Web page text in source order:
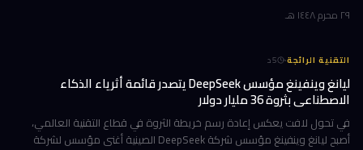
٢٩ محرم ١٤٤٨ هـ
التقنية الرائجة·
5د
ليانغ وينفينغ مؤسس DeepSeek يتصدر قائمة أثرياء الذكاء
الاصطناعي بثروة 36 مليار دولار
في تحول لافت يعكس إعادة رسم خريطة الثروة في قطاع التقنية العالمي،
أصبح ليانغ وينفينغ مؤسس شركة DeepSeek الصينية أغنى مؤسس لشركة